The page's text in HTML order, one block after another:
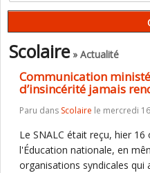
Scolaire» Actualité
Communication
d’insincérité jamais
Paru dans Scolaire le mercredi
Le SNALC était reçu, hier
l'Éducation nationale, en
organisations syndicales qui